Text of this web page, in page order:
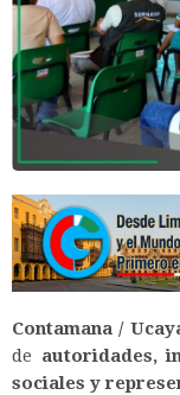
Contamana /
de autoridades,
sociales y